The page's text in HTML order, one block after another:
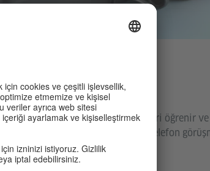
im Büro
ofisteki çeşitli faaliyetleri öğrenir
Farklı arayanlarla yapılan telefon